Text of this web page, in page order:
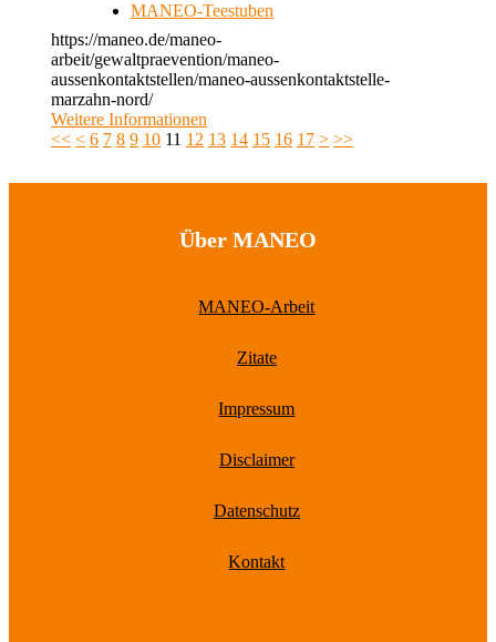
MANEO-Teestuben
https://maneo.de/maneo-
arbeit/gewaltpraevention/maneo-
aussenkontaktstellen/maneo-aussenkontaktstelle-
marzahn-nord/
Weitere Informationen
<< < 6 7 8 9 10 11 12 13 14 15 16 17 > >>
Über MANEO
MANEO-Arbeit
Zitate
Impressum
Disclaimer
Datenschutz
Kontakt